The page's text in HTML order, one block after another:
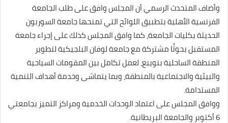
وأضاف المتحدث الرسمي أن المجلس وافق على طلب الجامعة
الفرنسية الأهلية بتطبيق اللوائح التي تمنحها جامعة السوربون
الحديثة بكليات الجامعة، كما وافق المجلس كذلك على إجراء جامعة
المستقبل بحوثًا مشتركة مع جامعة لوفان البلجيكية لتطوير
المنطقة الساحلية بنويبع، لعمل تكامل بين المقومات السياحية
والبيئية والاجتماعية بالمنطقة، وبما يتماشى وخدمة أهداف التنمية
المستدامة.
ووافق المجلس على اعتماد الوحدات الخدمية ومراكز التميز بجامعتي
6 أكتوبر والجامعة البريطانية.